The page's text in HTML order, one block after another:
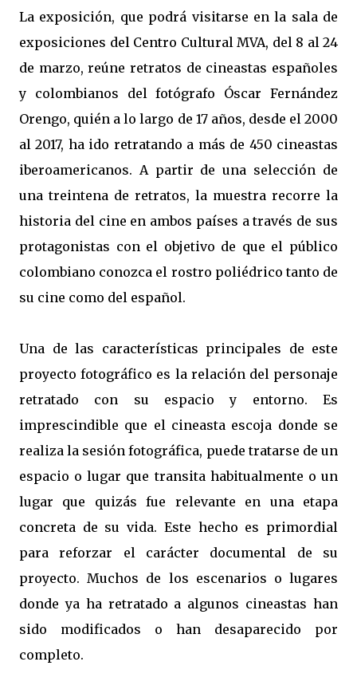
La exposición, que podrá visitarse en la sala de
exposiciones del Centro Cultural MVA, del 8 al 24
de marzo, reúne retratos de cineastas españoles
y colombianos del fotógrafo Óscar Fernández
Orengo, quién a lo largo de 17 años, desde el 2000
al 2017, ha ido retratando a más de 450 cineastas
iberoamericanos. A partir de una selección de
una treintena de retratos, la muestra recorre la
historia del cine en ambos países a través de sus
protagonistas con el objetivo de que el público
colombiano conozca el rostro poliédrico tanto de
su cine como del español.
Una de las características principales de este
proyecto fotográfico es la relación del personaje
retratado con su espacio y entorno. Es
imprescindible que el cineasta escoja donde se
realiza la sesión fotográfica, puede tratarse de un
espacio o lugar que transita habitualmente o un
lugar que quizás fue relevante en una etapa
concreta de su vida. Este hecho es primordial
para reforzar el carácter documental de su
proyecto. Muchos de los escenarios o lugares
donde ya ha retratado a algunos cineastas han
sido modificados o han desaparecido por
completo.